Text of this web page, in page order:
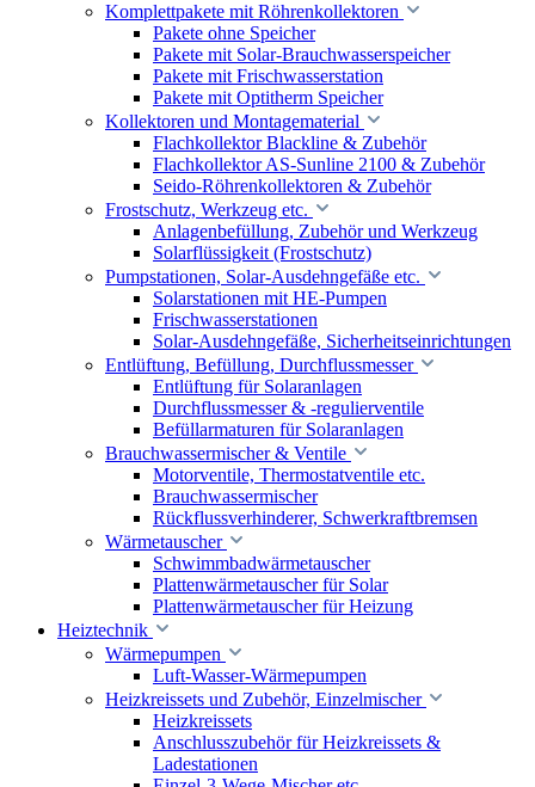
Komplettpakete mit Röhrenkollektoren
Pakete ohne Speicher
Pakete mit Solar-Brauchwasserspeicher
Pakete mit Frischwasserstation
Pakete mit Optitherm Speicher
Kollektoren und Montagematerial
Flachkollektor Blackline & Zubehör
Flachkollektor AS-Sunline 2100 & Zubehör
Seido-Röhrenkollektoren & Zubehör
Frostschutz, Werkzeug etc.
Anlagenbefüllung, Zubehör und Werkzeug
Solarflüssigkeit (Frostschutz)
Pumpstationen, Solar-Ausdehngefäße etc.
Solarstationen mit HE-Pumpen
Frischwasserstationen
Solar-Ausdehngefäße, Sicherheitseinrichtungen
Entlüftung, Befüllung, Durchflussmesser
Entlüftung für Solaranlagen
Durchflussmesser & -regulierventile
Befüllarmaturen für Solaranlagen
Brauchwassermischer & Ventile
Motorventile, Thermostatventile etc.
Brauchwassermischer
Rückflussverhinderer, Schwerkraftbremsen
Wärmetauscher
Schwimmbadwärmetauscher
Plattenwärmetauscher für Solar
Plattenwärmetauscher für Heizung
Heiztechnik
Wärmepumpen
Luft-Wasser-Wärmepumpen
Heizkreissets und Zubehör, Einzelmischer
Heizkreissets
Anschlusszubehör für Heizkreissets &
Ladestationen